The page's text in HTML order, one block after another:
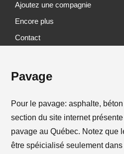
Ajoutez une compagnie
Encore plus
Contact
Pavage
Pour le pavage: asphalte,
section du site internet
pavage au Québec. Notez que
être spéicialisé seulement